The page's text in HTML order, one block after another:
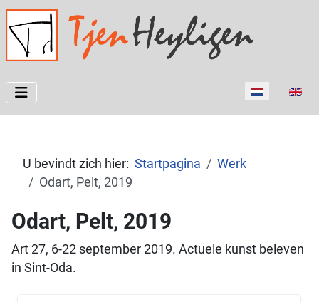
Selecteer de
U bevindt zich hier: Startpagina
Werk
Odart, Pelt, 2019
Odart, Pelt, 2019
Art 27, 6-22 september 2019. Actuele kunst beleven
in Sint-Oda.